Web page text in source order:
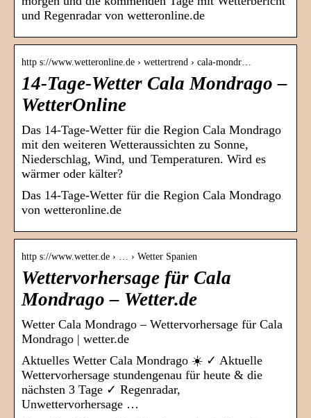
und Regenradar von wetteronline.de
http s://www.wetteronline.de › wettertrend › cala-mondr…
14-Tage-Wetter Cala Mondrago –
WetterOnline
Das 14-Tage-Wetter für die Region Cala Mondrago
mit den weiteren Wetteraussichten zu Sonne,
Niederschlag, Wind, und Temperaturen. Wird es
wärmer oder kälter?
Das 14-Tage-Wetter für die Region Cala Mondrago
von wetteronline.de
http s://www.wetter.de › … › Wetter Spanien
Wettervorhersage für Cala
Mondrago – Wetter.de
Wetter Cala Mondrago – Wettervorhersage für Cala
Mondrago | wetter.de
Aktuelles Wetter Cala Mondrago ☀️ ✓ Aktuelle
Wettervorhersage stundengenau für heute & die
nächsten 3 Tage ✓ Regenradar,
Unwettervorhersage …